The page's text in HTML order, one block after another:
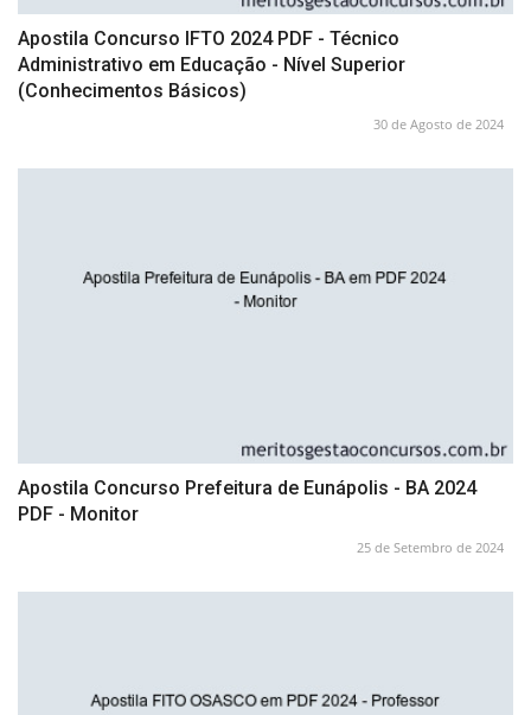
Apostila Concurso IFTO 2024 PDF - Técnico
Administrativo em Educação - Nível Superior
(Conhecimentos Básicos)
30 de Agosto de 2024
Apostila Concurso Prefeitura de Eunápolis - BA 2024
PDF - Monitor
25 de Setembro de 2024